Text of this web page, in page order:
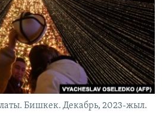
Бишкек. Декабрь, 2023-жыл.